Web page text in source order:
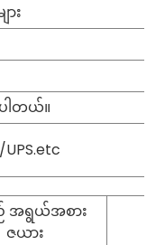
ား
ါတယ်။
UPS.etc
အရွယ်အစား
ဇယား